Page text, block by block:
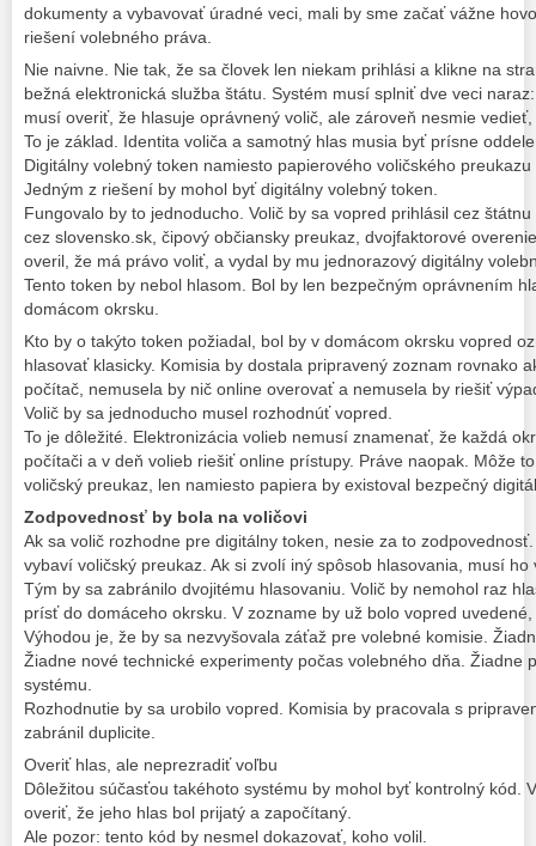
dokumenty a vybavovať úradné veci, mali by sme začať vážne
riešení volebného práva.
Nie naivne. Nie tak, že sa človek len niekam prihlási a klikne na
bežná elektronická služba štátu. Systém musí splniť dve veci naraz:
musí overiť, že hlasuje oprávnený volič, ale zároveň nesmie
To je základ. Identita voliča a samotný hlas musia byť prísne
Digitálny volebný token namiesto papierového voličského preukazu
Jedným z riešení by mohol byť digitálny volebný token.
Fungovalo by to jednoducho. Volič by sa vopred prihlásil cez
cez slovensko.sk, čipový občiansky preukaz, dvojfaktorové
overil, že má právo voliť, a vydal by mu jednorazový digitálny
Tento token by nebol hlasom. Bol by len bezpečným oprávnením
domácom okrsku.
Kto by o takýto token požiadal, bol by v domácom okrsku vopred
hlasovať klasicky. Komisia by dostala pripravený zoznam rovnako
počítač, nemusela by nič online overovať a nemusela by riešiť
Volič by sa jednoducho musel rozhodnúť vopred.
To je dôležité. Elektronizácia volieb nemusí znamenať, že každá
počítači a v deň volieb riešiť online prístupy. Práve naopak. Môže
voličský preukaz, len namiesto papiera by existoval bezpečný
Zodpovednosť by bola na voličovi
Ak sa volič rozhodne pre digitálny token, nesie za to
vybaví voličský preukaz. Ak si zvolí iný spôsob hlasovania, musí ho
Tým by sa zabránilo dvojitému hlasovaniu. Volič by nemohol raz
prísť do domáceho okrsku. V zozname by už bolo vopred
Výhodou je, že by sa nezvyšovala záťaž pre volebné komisie.
Žiadne nové technické experimenty počas volebného dňa. Žiadne
systému.
Rozhodnutie by sa urobilo vopred. Komisia by pracovala s
zabránil duplicite.
Overiť hlas, ale neprezradiť voľbu
Dôležitou súčasťou takéhoto systému by mohol byť kontrolný kód.
overiť, že jeho hlas bol prijatý a započítaný.
Ale pozor: tento kód by nesmel dokazovať, koho volil.